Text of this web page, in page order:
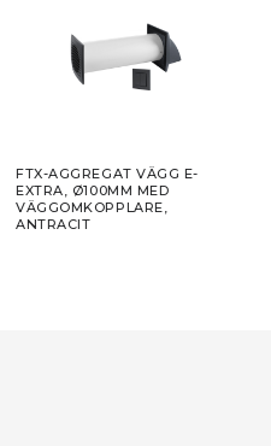
FTX-AGGREGAT VÄGG E-
EXTRA, Ø100MM MED
VÄGGOMKOPPLARE,
ANTRACIT